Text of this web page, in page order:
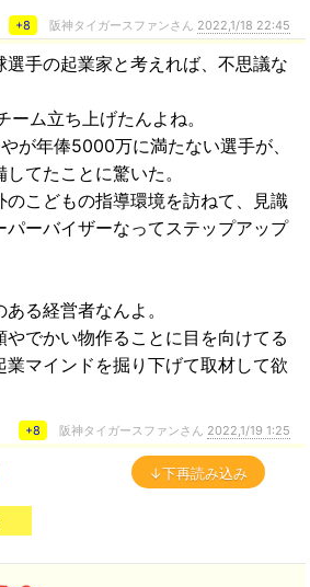
+8 阪神タイガースファンさん 2022,1/18 22:45
選手の起業家と考えれば、不思議な
ーム立ち上げたんよね。
が年俸5000万に満たない選手が、
てたことに驚いた。
のこどもの指導環境を訪ねて、見識
パーバイザーなってステップアップ
る経営者なんよ。
やでかい物作ることに目を向けてる
業マインドを掘り下げて取材して欲
+8 阪神タイガースファンさん 2022,1/19 1:25
↓下再読み込み